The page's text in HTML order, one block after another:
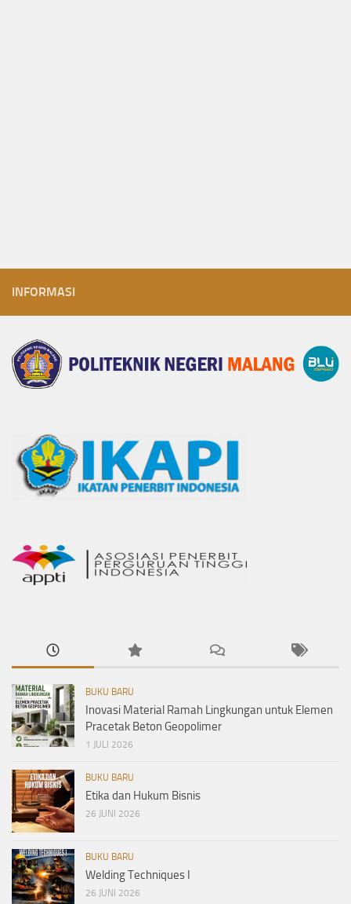
INFORMASI
BUKU BARU
Inovasi Material Ramah Lingkungan untuk Elemen
Pracetak Beton Geopolimer
1 JULI 2026
BUKU BARU
Etika dan Hukum Bisnis
26 JUNI 2026
BUKU BARU
Welding Techniques I
26 JUNI 2026